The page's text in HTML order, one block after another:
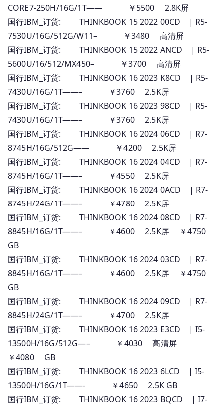
CORE7-250H/16G/1T—— ￥5500 2.8K屏
国行IBM_订货: THINKBOOK 15 2022 00CD | R5-
7530U/16G/512G/W11– ￥3480 高清屏
国行IBM_订货: THINKBOOK 15 2022 ANCD | R5-
5600U/16/512/MX450– ￥3700 高清屏
国行IBM_订货: THINKBOOK 16 2023 K8CD | R5-
7430U/16G/1T——– ￥3760 2.5K屏
国行IBM_订货: THINKBOOK 16 2023 98CD | R5-
7430U/16G/1T——– ￥3760 2.5K屏
国行IBM_订货: THINKBOOK 16 2024 06CD | R7-
8745H/16G/512G—— ￥4200 2.5K屏
国行IBM_订货: THINKBOOK 16 2024 04CD | R7-
8745H/16G/1T——– ￥4550 2.5K屏
国行IBM_订货: THINKBOOK 16 2024 0ACD | R7-
8745H/24G/1T——– ￥4780 2.5K屏
国行IBM_订货: THINKBOOK 16 2024 08CD | R7-
8845H/16G/1T——– ￥4600 2.5K屏 ￥4750
GB
国行IBM_订货: THINKBOOK 16 2024 03CD | R7-
8845H/16G/1T——– ￥4600 2.5K屏 ￥4750
GB
国行IBM_订货: THINKBOOK 16 2024 09CD | R7-
8845H/24G/1T——– ￥4700 2.5K屏
国行IBM_订货: THINKBOOK 16 2023 E3CD | I5-
13500H/16G/512G—– ￥4030 高清屏
￥4080 GB
国行IBM_订货: THINKBOOK 16 2023 6LCD | I5-
13500H/16G/1T——- ￥4650 2.5K GB
国行IBM_订货: THINKBOOK 16 2023 BQCD | I7-